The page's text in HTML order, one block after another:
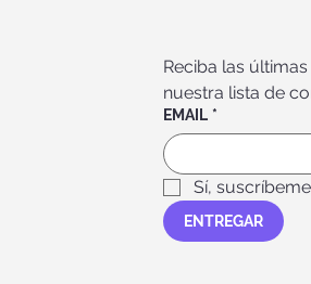
Reciba las
nuestra lista de
EMAIL *
Sí,
ENTREGAR